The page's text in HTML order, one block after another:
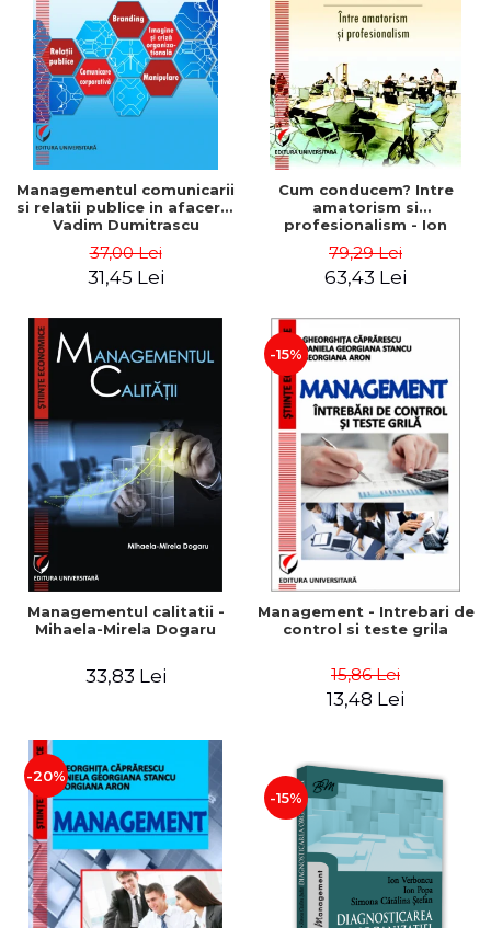
ADMINISTRATIVE
ȘTIINȚE ECONOMICE
ȘTIINȚE EXACTE
EDUCAȚIE FIZICĂ ȘI SPORT
PREUNIVERSITARIA
TIMP LIBER
ÎN CURS DE APARIȚIE
NOUTĂȚI
PACHETE DE STUDIU
PROMOȚIILE LUNII
ULTIMELE EXEMPLARE
Cum Cumpăr
Livrare
Politica de Retur
Formular de Retur
Distribuitori
Managementul comunicarii
si relatii publice in afaceri -
Vadim Dumitrascu
37,00 Lei
31,45 Lei
Cum conducem? Intre
amatorism si
profesionalism - Ion
79,29 Lei
63,43 Lei
Managementul calitatii -
Mihaela-Mirela Dogaru
33,83 Lei
-15%
Management - Intrebari de
control si teste grila
15,86 Lei
13,48 Lei
-20%
-15%